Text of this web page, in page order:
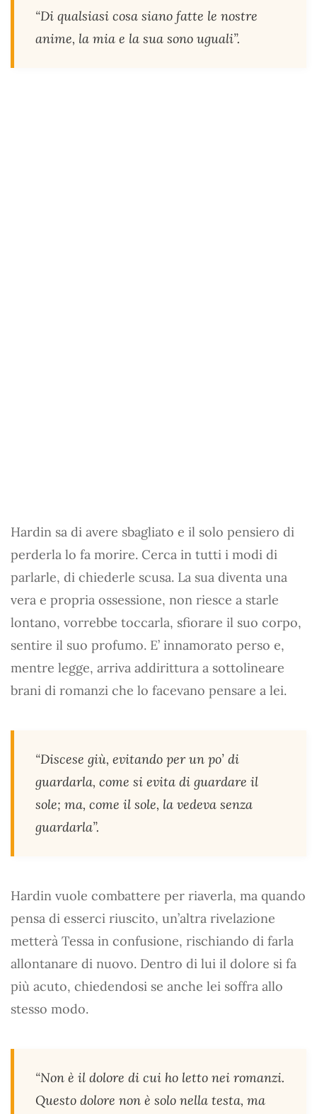
“Di qualsiasi cosa siano fatte le nostre
anime, la mia e la sua sono uguali”.
Hardin sa di avere sbagliato e il solo pensiero di
perderla lo fa morire. Cerca in tutti i modi di
parlarle, di chiederle scusa. La sua diventa una
vera e propria ossessione, non riesce a starle
lontano, vorrebbe toccarla, sfiorare il suo corpo,
sentire il suo profumo. E’ innamorato perso e,
mentre legge, arriva addirittura a sottolineare
brani di romanzi che lo facevano pensare a lei.
“Discese giù, evitando per un po’ di
guardarla, come si evita di guardare il
sole; ma, come il sole, la vedeva senza
guardarla”.
Hardin vuole combattere per riaverla, ma quando
pensa di esserci riuscito, un’altra rivelazione
metterà Tessa in confusione, rischiando di farla
allontanare di nuovo. Dentro di lui il dolore si fa
più acuto, chiedendosi se anche lei soffra allo
stesso modo.
“Non è il dolore di cui ho letto nei romanzi.
Questo dolore non è solo nella testa, ma